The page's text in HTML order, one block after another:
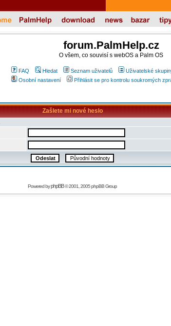
forum.PalmHelp.cz
O všem, co souvisí s webOS a Palm OS
FAQ Hledat Seznam uživatelů Uživatelské
Osobní nastavení
Přihlásit se pro kontrolu soukromých
Zašlete mi nové heslo
Powered byphpBB© 2001, 2005 phpBB Group